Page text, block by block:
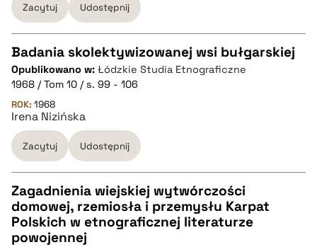
Zacytuj Udostępnij
CZYSTY TEKST
pobierz cytat
BIBTEX
pobierz cytat
Badania skolektywizowanej wsi bułgarskiej
Opublikowano w: Łódzkie Studia Etnograficzne
1968 / Tom 10 / s. 99 - 106
ROK: 1968
Irena Nizińska
Zacytuj Udostępnij
CZYSTY TEKST
Zagadnienia wiejskiej wytwórczości
domowej, rzemiosła i przemysłu Karpat
Polskich w etnograficznej literaturze
powojennej